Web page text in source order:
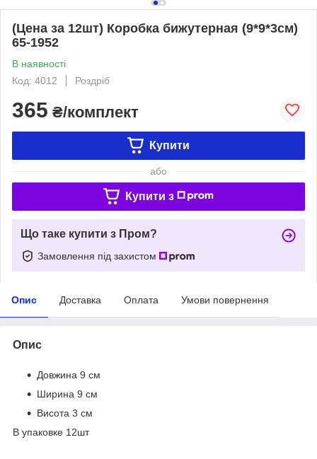
(Цена за 12шт) Коробка бижутерная (9*9*3см)
65-1952
В наявності
Код: 4012
Роздріб
365 ₴/комплект
Купити
або
Купити з
Що таке купити з Пром?
Замовлення під захистом
Опис Доставка Оплата Умови повернення
Опис
Довжина 9 см
Ширина 9 см
Висота 3 см
В упаковке 12шт